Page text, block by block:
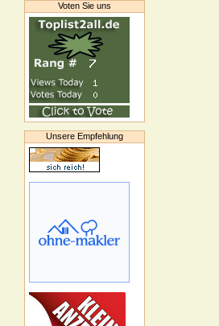
Voten Sie uns
Unsere Empfehlung